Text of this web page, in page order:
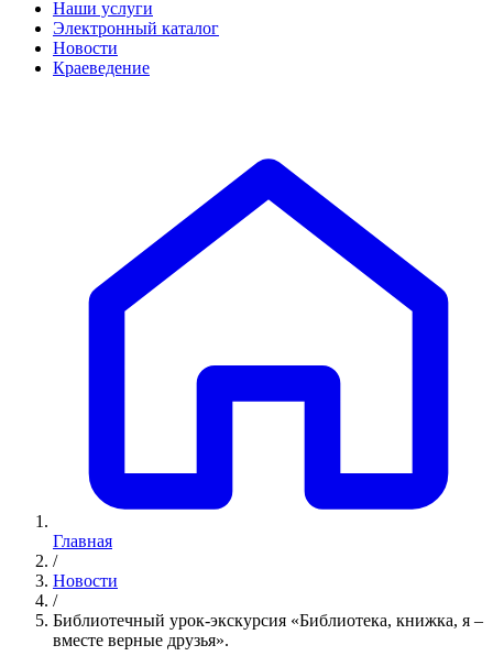
Наши услуги
Электронный каталог
Новости
Краеведение
Главная
/
Новости
/
Библиотечный урок-экскурсия «Библиотека, книжка, я –
вместе верные друзья».